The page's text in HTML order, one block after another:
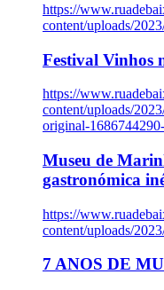
https://
content/uploads/
Festival Vinhos
https://
content/uploads/
original-
Museu de
gastronómica
https://
content/uploads/
7 ANOS DE